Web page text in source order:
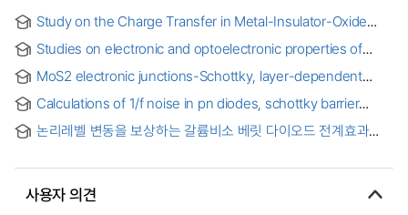
Study on the Charge Transfer in Metal-Insulator-Oxide
Insulator = 절연체 결함 공학을 통한 금속-절연체-산화물
반도체 다이오드에서 발생하는 전하 흐름에 대한 연구
Studies on electronic and optoelectronic properties of
MoS2 electronic junctions-Schottky, layer-dependent
Calculations of 1/f noise in pn diodes, schottky barrier
potential method : Characteristic potential 방법을 이용한 pn
transistors의 1/f 잡음 계산
논리레벨 변동을 보상하는 갈륨비소 베릿 다이오드 전계효과
사용자 의견